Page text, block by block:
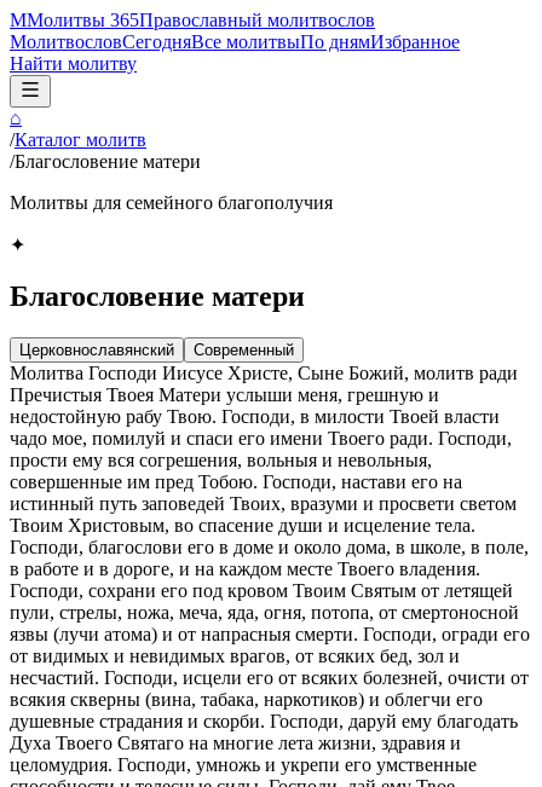
ММолитвы 365Православный молитвослов
МолитвословСегодняВсе молитвыПо днямИзбранное
Найти молитву
⌂
/Каталог молитв
/Благословение матери
Молитвы для семейного благополучия
✦
Благословение матери
Церковнославянский Современный
Молитва Господи Иисусе Христе, Сыне Божий, молитв ради
Пречистыя Твоея Матери услыши меня, грешную и
недостойную рабу Твою. Господи, в милости Твоей власти
чадо мое, помилуй и спаси его имени Твоего ради. Господи,
прости ему вся согрешения, вольныя и невольныя,
совершенные им пред Тобою. Господи, настави его на
истинный путь заповедей Твоих, вразуми и просвети светом
Твоим Христовым, во спасение души и исцеление тела.
Господи, благослови его в доме и около дома, в школе, в поле,
в работе и в дороге, и на каждом месте Твоего владения.
Господи, сохрани его под кровом Твоим Святым от летящей
пули, стрелы, ножа, меча, яда, огня, потопа, от смертоносной
язвы (лучи атома) и от напрасныя смерти. Господи, огради его
от видимых и невидимых врагов, от всяких бед, зол и
несчастий. Господи, исцели его от всяких болезней, очисти от
всякия скверны (вина, табака, наркотиков) и облегчи его
душевные страдания и скорби. Господи, даруй ему благодать
Духа Твоего Святаго на многие лета жизни, здравия и
целомудрия. Господи, умножь и укрепи его умственные